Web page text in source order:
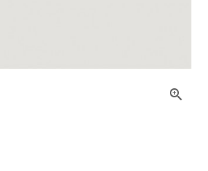
